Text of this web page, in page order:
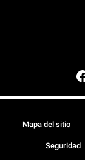
Mapa del sitio
Seguridad